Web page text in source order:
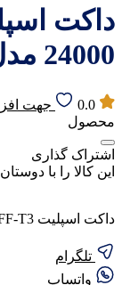
24000 مدل GDS-24P1T3/R1N
0.0 جهت
محصول
اشتراک گذاری
این کالا را با
داکت اسپلیت ON/OFF-T3 گرین 24000 مدل GDS-24P1T3/R1N
تلگرام
واتساپ